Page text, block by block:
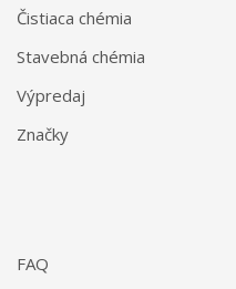
Čistiaca chémia
Stavebná chémia
Výpredaj
Značky
FAQ